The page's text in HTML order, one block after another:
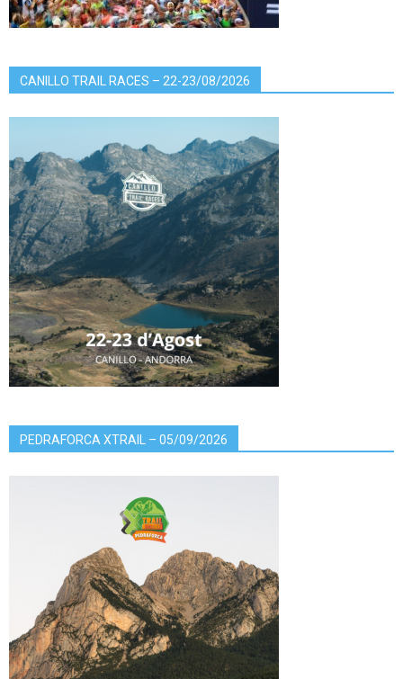
CANILLO TRAIL RACES – 22-23/08/2026
PEDRAFORCA XTRAIL – 05/09/2026